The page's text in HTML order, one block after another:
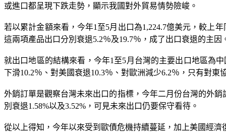
或進口都呈現下跌走勢，顯示我國對外貿易情勢險峻。
若以累計金額來看，今年1至5月出口為1,224.7億美元，較上
這兩項產品出口分別衰退5.2％及19.7％，成了出口衰退的主
就出口地區的結構來看，今年1至5月台灣的主要出口地區為
下滑10.2％、對美國衰退10.3％、對歐洲減少6.2％，只有對
外銷訂單是觀察台灣未來出口的指標，今年二月份台灣的外
別衰退1.58%以及3.52%，可見未來出口仍要保守看待。
從以上得知，今年以來受到歐債危機持續蔓延，加上美國經